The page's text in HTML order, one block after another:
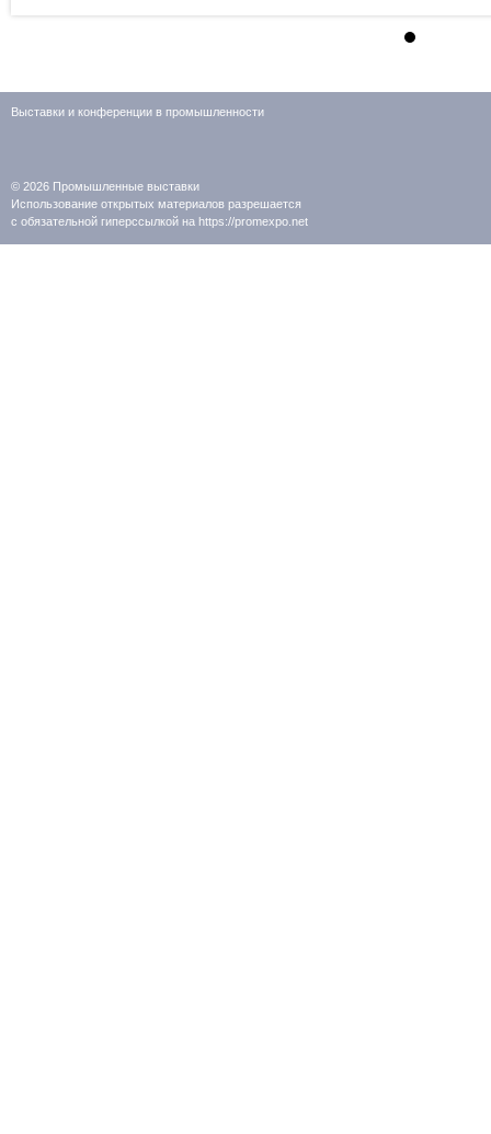
Выставки и конференции в промышленности
© 2026 Промышленные выставки
Использование открытых материалов разрешается
с обязательной гиперссылкой на https://promexpo.net